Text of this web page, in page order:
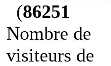
(86251
Nombre de
visiteurs de